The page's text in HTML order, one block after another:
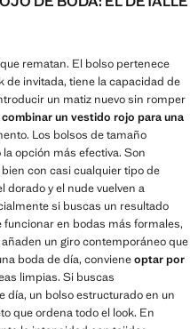
rematan. El bolso pertenece
de invitada, tiene la capacidad de
un matiz nuevo sin romper
un vestido rojo para una
Los bolsos de tamaño
opción más efectiva. Son
con casi cualquier tipo de
dorado y el nude vuelven a
si buscas un resultado
funcionar en bodas más formales,
un giro contemporáneo que
boda de día, convieneoptar por
limpias. Si buscas
día, un bolso estructurado en un
que ordena todo el look. En